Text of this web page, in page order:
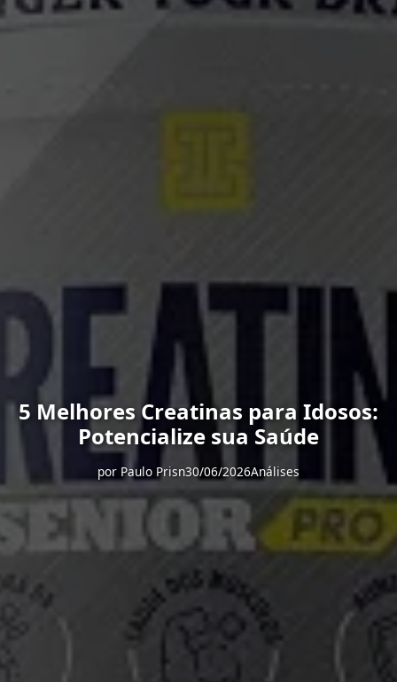
5 Melhores Creatinas para Idosos:
Potencialize sua Saúde
por Paulo Prisn30/06/2026Análises